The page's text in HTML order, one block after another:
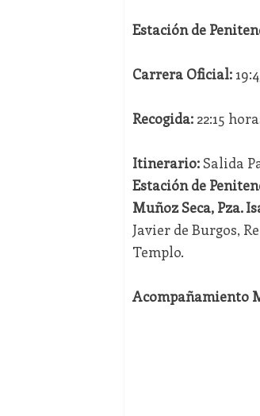
Estación de
Carrera Oficial:
Recogida:22:15
Itinerario:Salida
Estación de
Muñoz Seca, Pza.
Javier de Burgos,
Templo.
Acompañamiento